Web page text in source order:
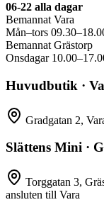
06-22 alla dagar
Bemannat Vara
Mån–tors
Bemannat Grästorp
Onsdagar
Huvudbutik ·
Gradgatan 2,
Slättens Mini ·
Torggatan 3,
ansluten till Vara